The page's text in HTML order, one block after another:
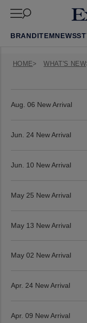
BRANDITEMNEWS
HOME WHAT'S NEW
Aug. 06 New Arrival
Jun. 24 New Arrival
Jun. 10 New Arrival
May 25 New Arrival
May 13 New Arrival
May 02 New Arrival
Apr. 24 New Arrival
Apr. 09 New Arrival